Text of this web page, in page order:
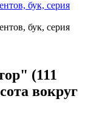
(111
вокруг